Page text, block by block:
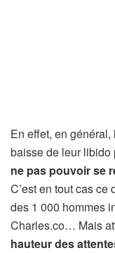
En effet, en
baisse de leur libido
ne pas pouvoir se
C’est en tout cas
des 1 000 hommes
Charles.co… Mais
hauteur des